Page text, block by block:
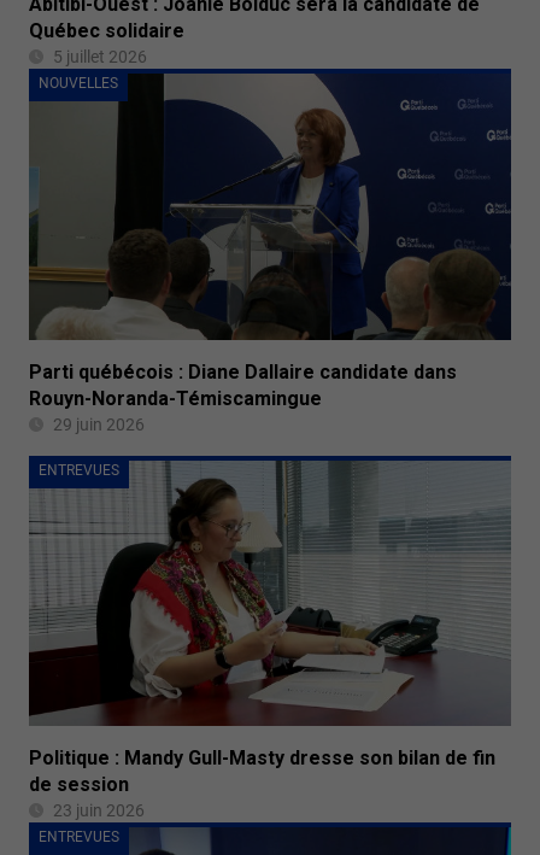
Québec solidaire
5 juillet 2026
NOUVELLES
Parti québécois : Diane Dallaire candidate dans
Rouyn-Noranda-Témiscamingue
29 juin 2026
ENTREVUES
Politique : Mandy Gull-Masty dresse son bilan de fin
de session
23 juin 2026
ENTREVUES